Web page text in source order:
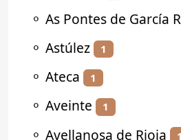
⚬ As Pontes de García
⚬ Astúlez 1
⚬ Ateca 1
⚬ Aveinte 1
⚬ Avellanosa de Rioja 1